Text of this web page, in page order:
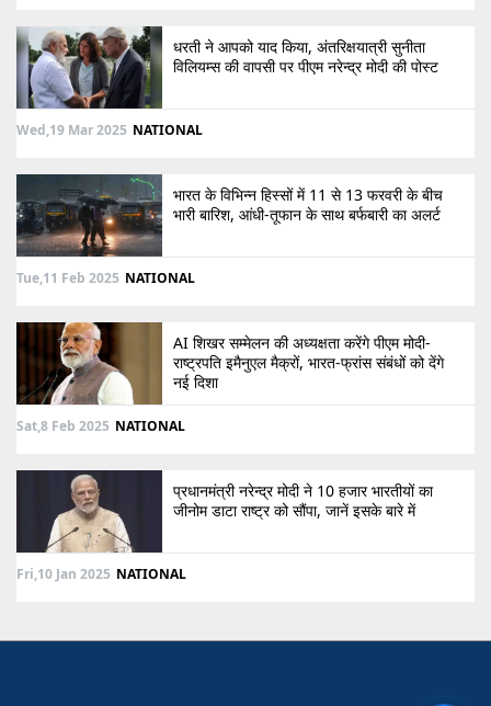
धरती ने आपको याद किया, अंतरिक्षयात्री सुनीता
विलियम्स की वापसी पर पीएम नरेन्द्र मोदी की पोस्ट
Wed,19 Mar 2025 NATIONAL
भारत के विभिन्न हिस्सों में 11 से 13 फरवरी के बीच
भारी बारिश, आंधी-तूफान के साथ बर्फबारी का अलर्ट
Tue,11 Feb 2025 NATIONAL
AI शिखर सम्मेलन की अध्यक्षता करेंगे पीएम मोदी-
राष्ट्रपति इमैनुएल मैक्रों, भारत-फ्रांस संबंधों को देंगे
नई दिशा
Sat,8 Feb 2025 NATIONAL
प्रधानमंत्री नरेन्द्र मोदी ने 10 हजार भारतीयों का
जीनोम डाटा राष्ट्र को सौंपा, जानें इसके बारे में
Fri,10 Jan 2025 NATIONAL